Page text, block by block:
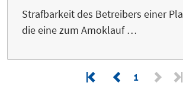
Strafbarkeit des Betreibers einer
die eine zum Amoklauf …
1